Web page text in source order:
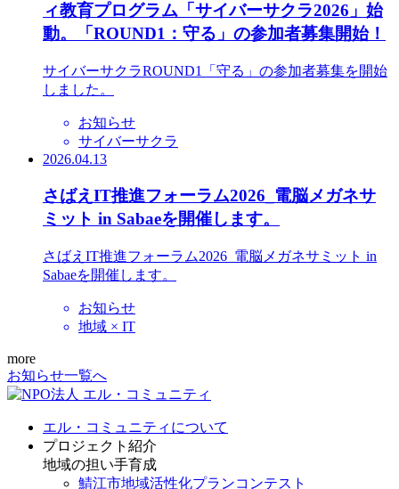
ィ教育プログラム「サイバーサクラ2026」始
動。「ROUND1：守る」の参加者募集開始！
サイバーサクラROUND1「守る」の参加者募集を開始
しました。
お知らせ
サイバーサクラ
2026.04.13
さばえIT推進フォーラム2026_電脳メガネサ
ミット in Sabaeを開催します。
さばえIT推進フォーラム2026_電脳メガネサミット in
Sabaeを開催します。
お知らせ
地域 × IT
more
お知らせ一覧へ
エル・コミュニティについて
プロジェクト紹介
地域の担い手育成
鯖江市地域活性化プランコンテスト